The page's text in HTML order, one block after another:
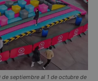
septiembre al 1 de octubre de